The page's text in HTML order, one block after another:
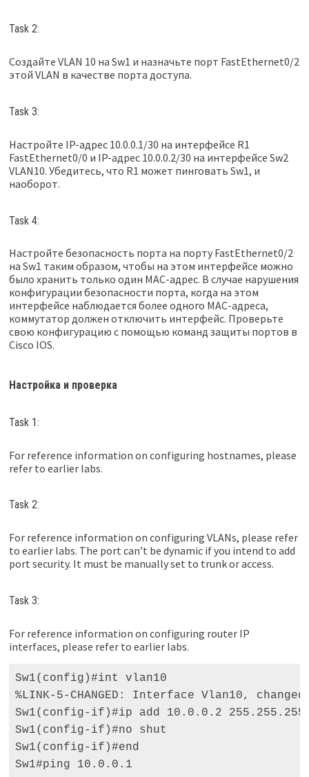
Task 2:
Создайте VLAN 10 на Sw1 и назначьте порт FastEthernet0/2
этой VLAN в качестве порта доступа.
Task 3:
Настройте IP-адрес 10.0.0.1/30 на интерфейсе R1
FastEthernet0/0 и IP-адрес 10.0.0.2/30 на интерфейсе Sw2
VLAN10. Убедитесь, что R1 может пинговать Sw1, и
наоборот.
Task 4:
Настройте безопасность порта на порту FastEthernet0/2
на Sw1 таким образом, чтобы на этом интерфейсе можно
было хранить только один MAC-адрес. В случае нарушения
конфигурации безопасности порта, когда на этом
интерфейсе наблюдается более одного MAC-адреса,
коммутатор должен отключить интерфейс. Проверьте
свою конфигурацию с помощью команд защиты портов в
Cisco IOS.
Настройка и проверка
Task 1:
For reference information on configuring hostnames, please
refer to earlier labs.
Task 2:
For reference information on configuring VLANs, please refer
to earlier labs. The port can’t be dynamic if you intend to add
port security. It must be manually set to trunk or access.
Task 3:
For reference information on configuring router IP
interfaces, please refer to earlier labs.
Sw1(config)#int vlan10
%LINK-5-CHANGED: Interface Vlan10,
Sw1(config-if)#ip add 10.0.0.2
Sw1(config-if)#no shut
Sw1(config-if)#end
Sw1#ping 10.0.0.1